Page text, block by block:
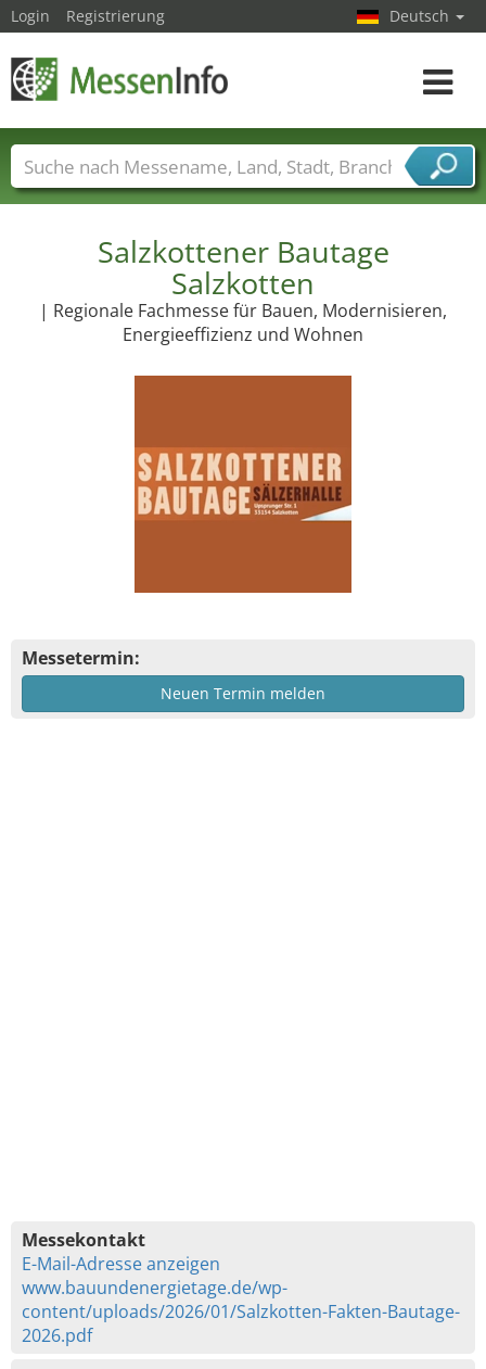
Salzkottener Bautage
Salzkotten
| Regionale Fachmesse für Bauen, Modernisieren,
Energieeffizienz und Wohnen
Messetermin:
Neuen Termin melden
Messekontakt
E-Mail-Adresse anzeigen
www.bauundenergietage.de/wp-
content/uploads/2026/01/Salzkotten-Fakten-Bautage-
2026.pdf
Login Registrierung Deutsch
Toggle
Messenamen Länder Städte
Branchen